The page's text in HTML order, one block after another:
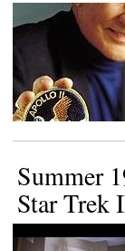
Summer
Star Trek